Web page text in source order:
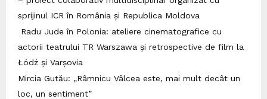
sprijinul ICR în România și Republica Moldova
Radu Jude în Polonia: ateliere cinematografice cu
actorii teatrului TR Warszawa și retrospective de film la
Łódź și Varșovia
Mircia Gutău: „Râmnicu Vâlcea este, mai mult decât un
loc, un sentiment”